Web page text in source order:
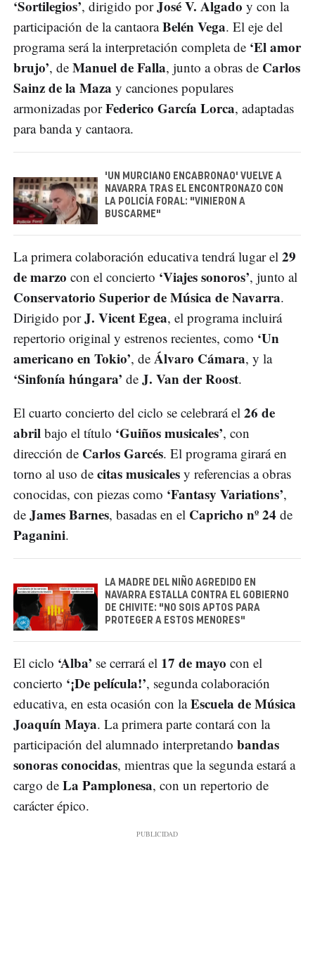
‘Sortilegios’, dirigido porJosé V. Algado y con la
participación de la cantaoraBelén Vega. El eje del
programa será la interpretación completa de ‘El amor
brujo’, de Manuel de Falla, junto a obras de Carlos
Sainz de la Maza y canciones populares
armonizadas porFederico García Lorca, adaptadas
para banda y cantaora.
'UN MURCIANO ENCABRONAO' VUELVE A
NAVARRA TRAS EL ENCONTRONAZO CON
LA POLICÍA FORAL: "VINIERON A
BUSCARME"
La primera colaboración educativa tendrá lugar el 29
de marzo con el concierto ‘Viajes sonoros’, junto al
Conservatorio Superior de Música de Navarra.
Dirigido porJ. Vicent Egea, el programa incluirá
repertorio original y estrenos recientes, como ‘Un
americano en Tokio’, de Álvaro Cámara, y la
‘Sinfonía húngara’ de J. Van der Roost.
El cuarto concierto del ciclo se celebrará el 26 de
abril bajo el título ‘Guiños musicales’, con
dirección de Carlos Garcés. El programa girará en
torno al uso de citas musicales y referencias a obras
conocidas, con piezas como ‘Fantasy Variations’,
de James Barnes, basadas en el Capricho nº 24 de
Paganini.
LA MADRE DEL NIÑO AGREDIDO EN
NAVARRA ESTALLA CONTRA EL GOBIERNO
DE CHIVITE: "NO SOIS APTOS PARA
PROTEGER A ESTOS MENORES"
El ciclo ‘Alba’ se cerrará el 17 de mayo con el
concierto ‘¡De película!’, segunda colaboración
educativa, en esta ocasión con laEscuela de Música
Joaquín Maya. La primera parte contará con la
participación del alumnado interpretando bandas
sonoras conocidas, mientras que la segunda estará a
cargo de La Pamplonesa, con un repertorio de
carácter épico.